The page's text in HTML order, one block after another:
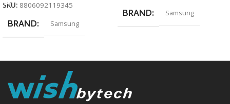
SKU: 8806092119345
BRAND Samsung
BRAND Samsung